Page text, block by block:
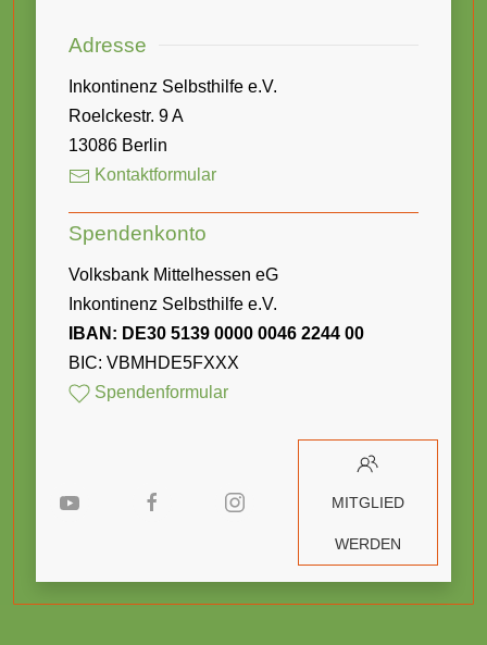
Adresse
Inkontinenz Selbsthilfe e.V.
Roelckestr. 9 A
13086 Berlin
Kontaktformular
Spendenkonto
Volksbank Mittelhessen eG
Inkontinenz Selbsthilfe e.V.
IBAN: DE30 5139 0000 0046 2244 00
BIC: VBMHDE5FXXX
Spendenformular
MITGLIED
WERDEN